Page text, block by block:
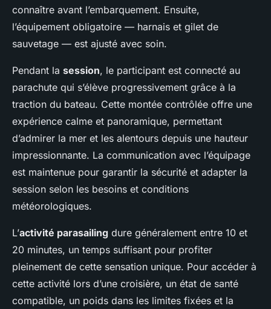
connaître avant l’embarquement. Ensuite,
l’équipement obligatoire — harnais et gilet de
sauvetage — est ajusté avec soin.
Pendant la session, le participant est connecté au
parachute qui s’élève progressivement grâce à la
traction du bateau. Cette montée contrôlée offre une
expérience calme et panoramique, permettant
d’admirer la mer et les alentours depuis une hauteur
impressionnante. La communication avec l’équipage
est maintenue pour garantir la sécurité et adapter la
session selon les besoins et conditions
météorologiques.
L’activité parasailing dure généralement entre 10 et
20 minutes, un temps suffisant pour profiter
pleinement de cette sensation unique. Pour accéder à
cette activité lors d’une croisière, un état de santé
compatible, un poids dans les limites fixées et la